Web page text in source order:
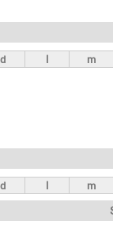
r
c
d l m
d l m